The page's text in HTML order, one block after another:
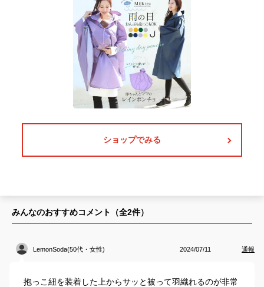
ショップでみる
みんなのおすすめコメント（全2件）
LemonSoda(50代・女性) 2024/07/11 通報
抱っこ紐を装着した上からサッと被って羽織れるのが非常